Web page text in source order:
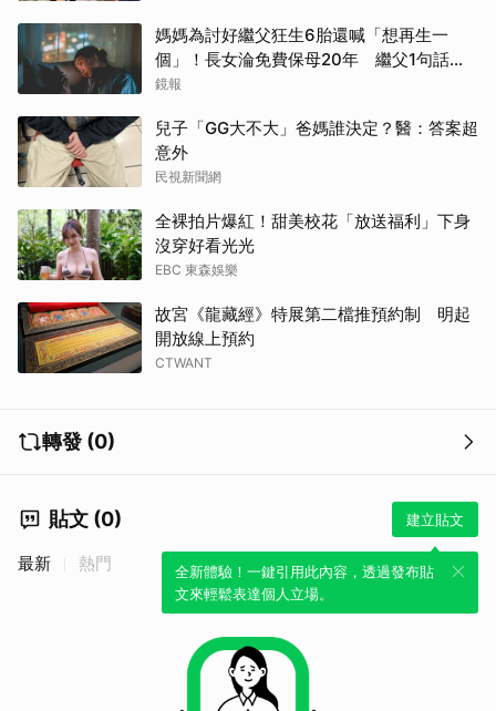
媽媽為討好繼父狂生6胎還喊「想再生一
個」！長女淪免費保母20年 繼父1句話嚇
到逃家
鏡報
兒子「GG大不大」爸媽誰決定？醫：答案超
意外
民視新聞網
全裸拍片爆紅！甜美校花「放送福利」下身
沒穿好看光光
EBC 東森娛樂
故宮《龍藏經》特展第二檔推預約制 明起
開放線上預約
CTWANT
轉發 (0)
貼文 (0) 建立貼文
全新體驗！一鍵引用此內容，透過發布貼
文來輕鬆表達個人立場。
最新 熱門